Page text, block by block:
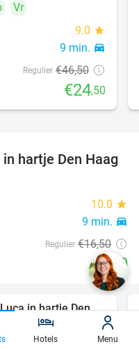
Vr
9.0 star
9 min. directions_car
Regulier €46,50
€24,50
39%
hartje Den Haag
10.0 star
9 min. directions_car
Regulier €16,50
€10
47%
in hartje Den
Hotels Menu